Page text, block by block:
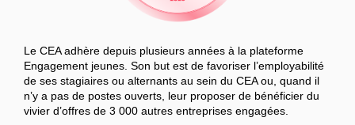
Le CEA adhère depuis plusieurs années à la plateforme
Engagement jeunes. Son but est de favoriser l’employabilité
de ses stagiaires ou alternants au sein du CEA ou, quand il
n’y a pas de postes ouverts, leur proposer de bénéficier du
vivier d’offres de 3 000 autres entreprises engagées.